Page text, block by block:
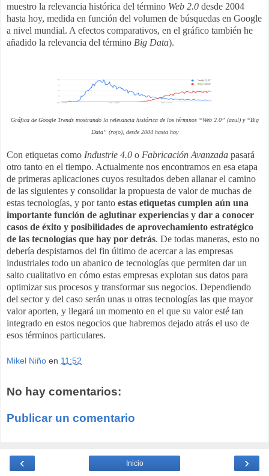
muestro la relevancia histórica del término Web 2.0 desde 2004
hasta hoy, medida en función del volumen de búsquedas en Google
a nivel mundial. A efectos comparativos, en el gráfico también he
añadido la relevancia del término Big Data).
Gráfica de Google Trends mostrando la relevancia histórica de los términos “Web 2.0” (azul) y “Big
Data” (rojo), desde 2004 hasta hoy
Con etiquetas como Industrie 4.0 o Fabricación Avanzada pasará
otro tanto en el tiempo. Actualmente nos encontramos en esa etapa
de primeras aplicaciones cuyos resultados deben allanar el camino
de las siguientes y consolidar la propuesta de valor de muchas de
estas tecnologías, y por tanto estas etiquetas cumplen aún una
importante función de aglutinar experiencias y dar a conocer
casos de éxito y posibilidades de aprovechamiento estratégico
de las tecnologías que hay por detrás. De todas maneras, esto no
debería despistarnos del fin último de acercar a las empresas
industriales todo un abanico de tecnologías que permiten dar un
salto cualitativo en cómo estas empresas explotan sus datos para
optimizar sus procesos y transformar sus negocios. Dependiendo
del sector y del caso serán unas u otras tecnologías las que mayor
valor aporten, y llegará un momento en el que su valor esté tan
integrado en estos negocios que habremos dejado atrás el uso de
esos términos particulares.
Mikel Niño en 11:52
No hay comentarios:
Publicar un comentario
‹ ›
Inicio